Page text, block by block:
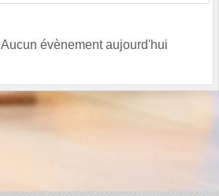
Aucun évènement aujourd'hui